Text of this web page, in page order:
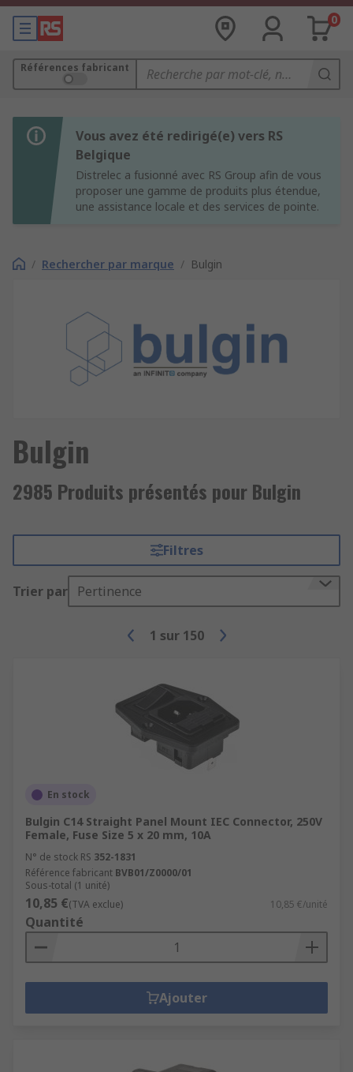
0
Références fabricant
Vous avez été redirigé(e) vers RS
Belgique
Distrelec a fusionné avec RS Group afin de vous
proposer une gamme de produits plus étendue,
une assistance locale et des services de pointe.
/ Rechercher par marque / Bulgin
Bulgin
2985 Produits présentés pour Bulgin
Filtres
Trier par Pertinence
1 sur 150
En stock
Bulgin C14 Straight Panel Mount IEC Connector, 250V
Female, Fuse Size 5 x 20 mm, 10A
N° de stock RS 352-1831
Référence fabricant BVB01/Z0000/01
Sous-total (1 unité)
10,85 €(TVA exclue) 10,85 €/unité
Quantité
Ajouter